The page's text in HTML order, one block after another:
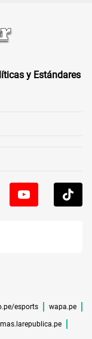
y Estándares
esports wapa.pe